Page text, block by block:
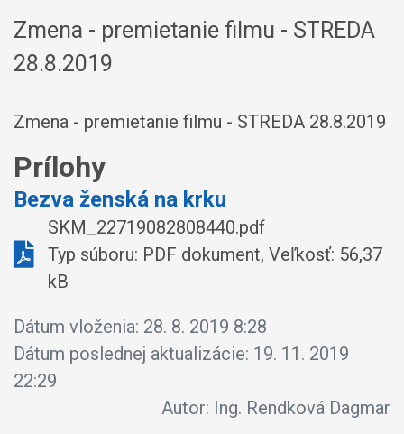
Zmena - premietanie filmu - STREDA
28.8.2019
Zmena - premietanie filmu - STREDA 28.8.2019
Prílohy
Bezva ženská na krku
SKM_22719082808440.pdf
Typ súboru: PDF dokument, Veľkosť: 56,37
kB
Dátum vloženia: 28. 8. 2019 8:28
Dátum poslednej aktualizácie: 19. 11. 2019
22:29
Autor: Ing. Rendková Dagmar